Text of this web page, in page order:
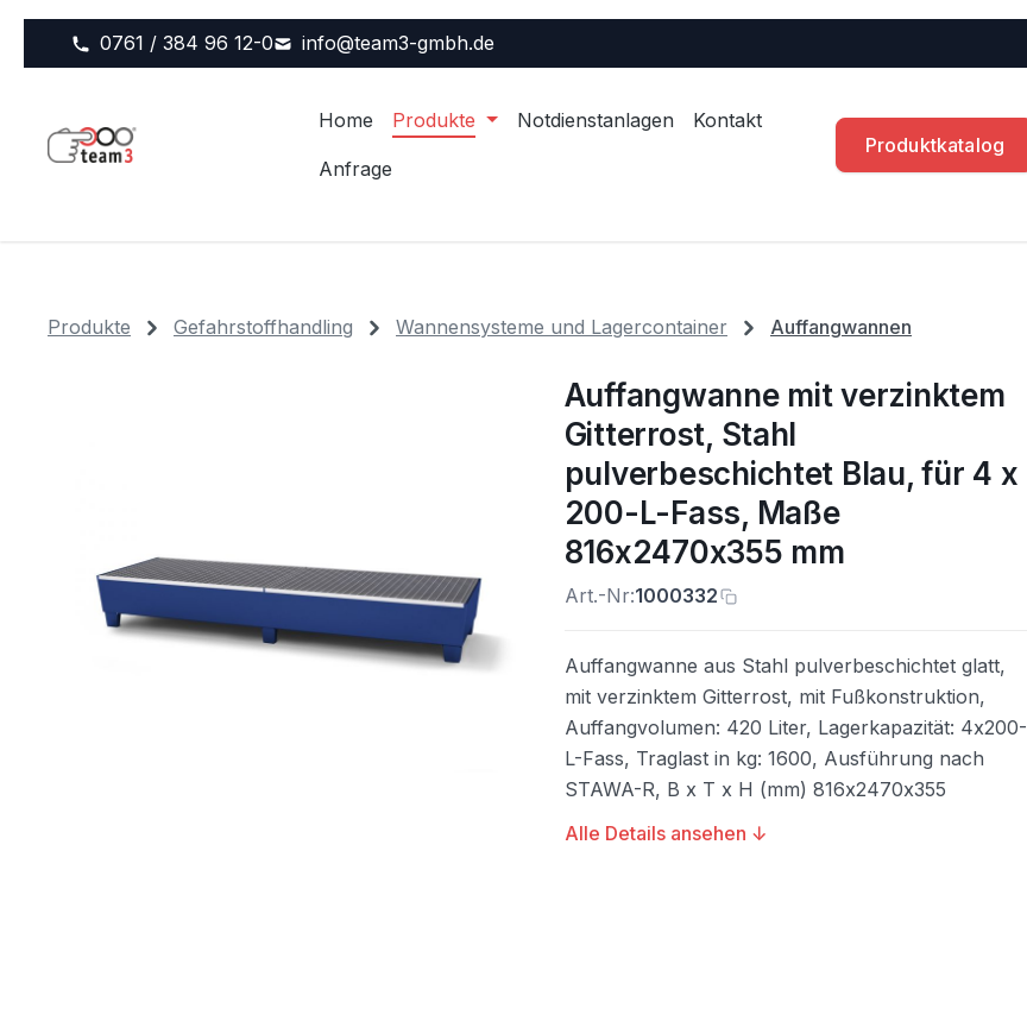
0761 / 384 96 12-0 info@team3-gmbh.de
Home Produkte Notdienstanlagen Kontakt
Anfrage
Produktkatalog
Produkte Gefahrstoffhandling Wannensysteme und Lagercontainer
Auffangwannen
Auffangwanne mit verzinktem
Gitterrost, Stahl
pulverbeschichtet Blau, für 4 x
200-L-Fass, Maße
816x2470x355 mm
Art.-Nr:1000332
Auffangwanne aus Stahl pulverbeschichtet glatt,
mit verzinktem Gitterrost, mit Fußkonstruktion,
Auffangvolumen: 420 Liter, Lagerkapazität: 4x200-
L-Fass, Traglast in kg: 1600, Ausführung nach
STAWA-R, B x T x H (mm) 816x2470x355
Alle Details ansehen ↓